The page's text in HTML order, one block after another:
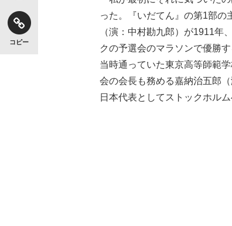
【独自】昭和の大女優・小川真由
コピー
った。『いだてん』の第1部の
（演：中村勘九郎）が1911年
クの予選会のマラソンで優勝
当時通っていた東京高等師範
会の会長も務める嘉納治五郎
日本代表としてストックホル